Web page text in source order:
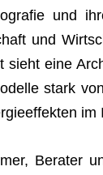
und
und
sieht eine
stark
Bera­ter